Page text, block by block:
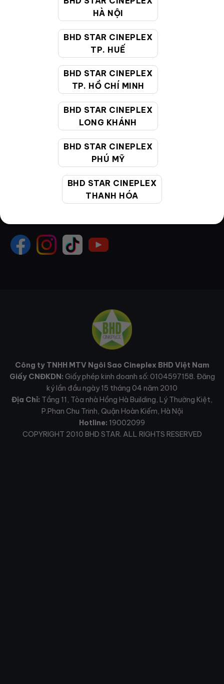
HÀ NỘI
BHD STAR CINEPLEX
TP. HUẾ
BHD STAR CINEPLEX
TP. HỒ CHÍ MINH
BHD STAR CINEPLEX
LONG KHÁNH
BHD STAR CINEPLEX
PHÚ MỸ
BHD STAR CINEPLEX
THANH HÓA
Hướng dẫn đặt vé trực tuyến
Quy định và chính sách chung
Chính sách bảo vệ thông tin cá nhân của người tiêu
CHĂM SÓC KHÁCH HÀNG
Giờ làm việc:9:00 - 22:00 (Tất cả các ngày bao
gồm cả Lễ, Tết)
cskh@bhdstar.vn
Công ty TNHH MTV Ngôi Sao Cineplex BHD Việt Nam
Giấy CNĐKDN: Giấy phép kinh doanh số: 0104597158. Đăng
ký lần đầu ngày 15 tháng 04 năm 2010
Địa Chỉ: Tầng 11, Tòa nhà Hồng Hà Building, Lý Thường Kiệt,
P.Phan Chu Trinh, Quận Hoàn Kiếm, Hà Nội
Hotline: 19002099
COPYRIGHT 2010 BHD STAR. ALL RIGHTS RESERVED